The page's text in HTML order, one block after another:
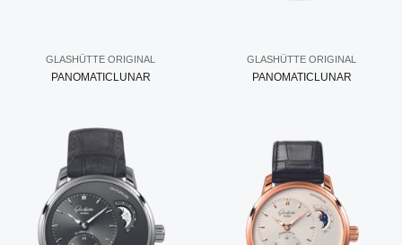
GLASHÜTTE ORIGINAL
PANOMATICLUNAR
GLASHÜTTE ORIGINAL
PANOMATICLUNAR